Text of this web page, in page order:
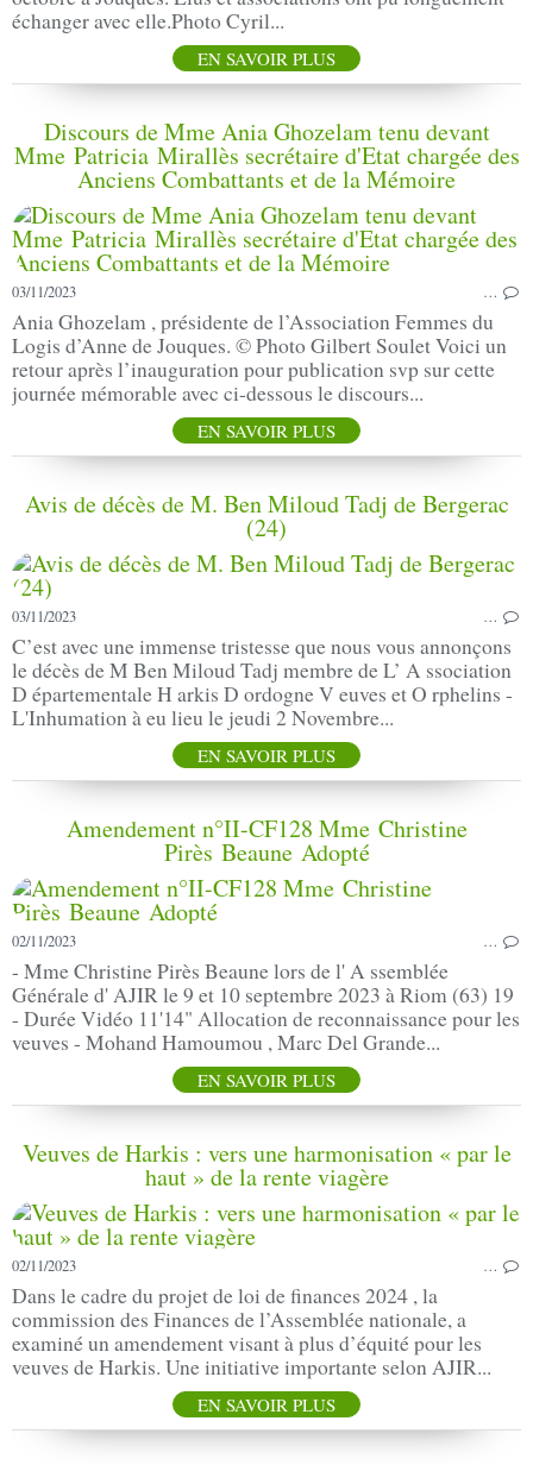
échanger avec elle.Photo Cyril...
EN SAVOIR PLUS
Discours de Mme Ania Ghozelam tenu devant
Mme Patricia Mirallès secrétaire d'Etat chargée des
Anciens Combattants et de la Mémoire
03/11/2023 …
Ania Ghozelam , présidente de l’Association Femmes du
Logis d’Anne de Jouques. © Photo Gilbert Soulet Voici un
retour après l’inauguration pour publication svp sur cette
journée mémorable avec ci-dessous le discours...
EN SAVOIR PLUS
Avis de décès de M. Ben Miloud Tadj de Bergerac
(24)
03/11/2023 …
C’est avec une immense tristesse que nous vous annonçons
le décès de M Ben Miloud Tadj membre de L’ A ssociation
D épartementale H arkis D ordogne V euves et O rphelins -
L'Inhumation à eu lieu le jeudi 2 Novembre...
EN SAVOIR PLUS
Amendement n°II-CF128 Mme Christine
Pirès Beaune Adopté
02/11/2023 …
- Mme Christine Pirès Beaune lors de l' A ssemblée
Générale d' AJIR le 9 et 10 septembre 2023 à Riom (63) 19
- Durée Vidéo 11'14" Allocation de reconnaissance pour les
veuves - Mohand Hamoumou , Marc Del Grande...
EN SAVOIR PLUS
Veuves de Harkis : vers une harmonisation « par le
haut » de la rente viagère
02/11/2023 …
Dans le cadre du projet de loi de finances 2024 , la
commission des Finances de l’Assemblée nationale, a
examiné un amendement visant à plus d’équité pour les
veuves de Harkis. Une initiative importante selon AJIR...
EN SAVOIR PLUS